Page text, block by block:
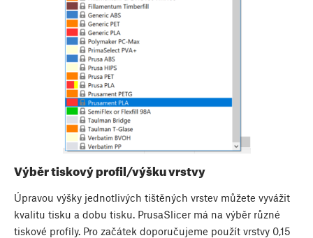
Výběr tiskový profil/výšku vrstvy
Úpravou výšky jednotlivých tištěných vrstev můžete vyvážit
kvalitu tisku a dobu tisku. PrusaSlicer má na výběr různé
tiskové profily. Pro začátek doporučujeme použít vrstvy 0,15